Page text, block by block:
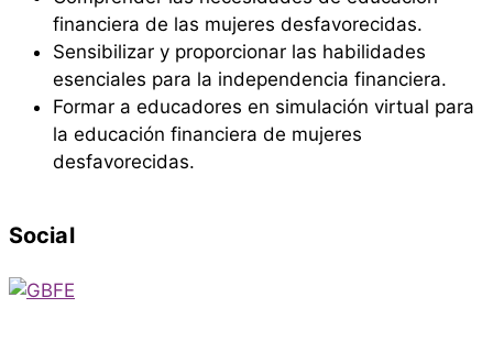
financiera de las mujeres desfavorecidas.
Sensibilizar y proporcionar las habilidades
esenciales para la independencia financiera.
Formar a educadores en simulación virtual para
la educación financiera de mujeres
desfavorecidas.
Social